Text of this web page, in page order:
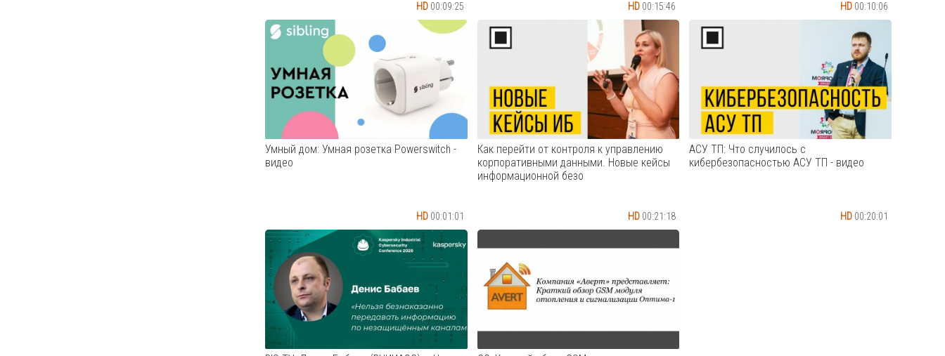
HD 00:09:25
Охранная сигнализация KERUI для
умного дома Tuya smart wifi камера,
датчики открытия, дви
Cмотреть видео
HD 00:15:46
Лучшая GSM WiFi сигнализация PG107
на сегодня в своей ценовой категории.
Это функциональное устройство
работающее с проводными и
беспроводными датчиками. Можно
организовывать недорогую систему
охраны дома или офиса. Надежность
работы о...
Cмотреть видео
HD 00:10:06
Обзор трех умных датчиков: –
задымления (HIPER IoT S1); – протечки
воды (HIPER IoT W1); – умный пульт ДУ
(HIPER IoT IR2).Рассказываю, как
больше никогда не терять пульт к
телевизору и кондиционеру, о
задымлении и протечке воды узн...
Cмотреть видео
HD 00:01:01
Умный дом: Умная розетка Powerswitch -
видео
Умная розетка это электрическая
розетка, способная включаться и
выключаться автоматически или по
команде со смартфона.
Соответственно, умная розетка
позволяет автоматизировать любой
включенный в нее прибор.⠀ Хорошо,
когда ваша розетка не пр...
HD 00:21:18
Как перейти от контроля к управлению
корпоративными данными. Новые кейсы
информационной безо
корпоративными данными. Новые
кейсы информационной безопасности.
Светлана Марьясова. Региональный
представитель в СФО. InfoWatch.
HD 00:20:01
АСУ ТП: Что случилось с
кибербезопасностью АСУ ТП - видео